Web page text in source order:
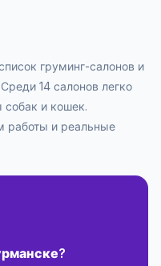
груминг-салонов и
14 салонов легко
и кошек.
работы и реальные